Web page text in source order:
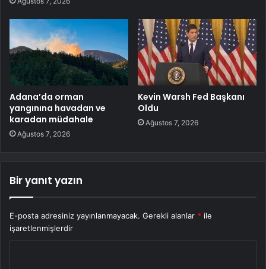
Adana’da orman
yangınına havadan ve
karadan müdahale
Ağustos 7, 2026
Kevin Warsh Fed Başkanı
Oldu
Ağustos 7, 2026
Bir yanıt yazın
E-posta adresiniz yayınlanmayacak. Gerekli alanlar * ile
işaretlenmişlerdir